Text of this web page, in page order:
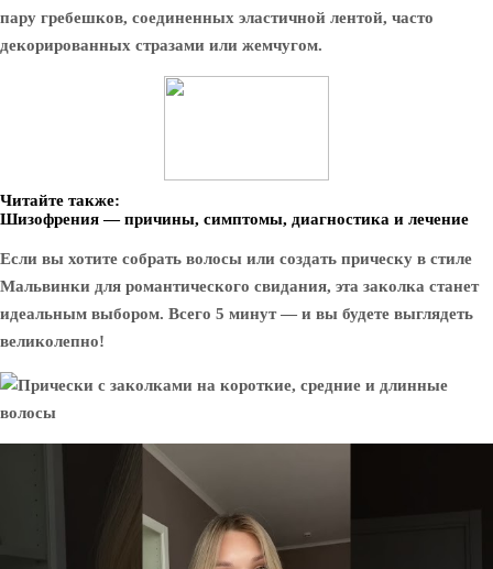
пару гребешков, соединенных эластичной лентой, часто
декорированных стразами или жемчугом.
Читайте также:
Шизофрения — причины, симптомы, диагностика и лечение
Если вы хотите собрать волосы или создать прическу в стиле
Мальвинки для романтического свидания, эта заколка станет
идеальным выбором. Всего 5 минут — и вы будете выглядеть
великолепно!